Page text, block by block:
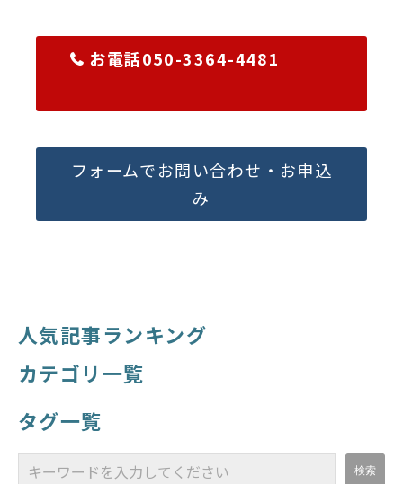
お電話050-3364-4481
フォームでお問い合わせ・お申込
み
人気記事ランキング
カテゴリ一覧
タグ一覧